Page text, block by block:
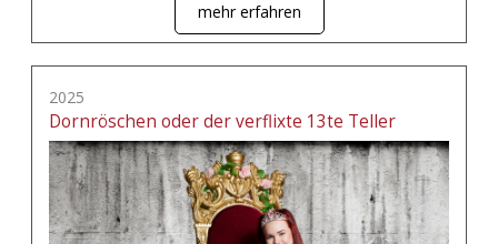
mehr erfahren
2025
Dornröschen oder der verflixte 13te Teller